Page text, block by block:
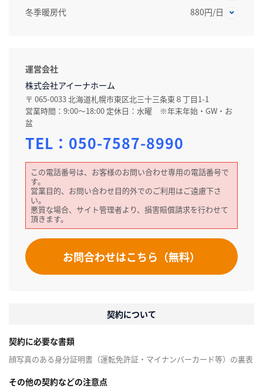
冬季暖房代
880円/日
運営会社
株式会社アイーナホーム
〒 065-0033 北海道札幌市東区北三十三条東８丁目1-1
営業時間：9:00～18:00 定休日：水曜 ※年末年始・GW・お
盆
TEL： 050-7587-8990
この電話番号は、お客様のお問い合わせ専用の電話番号で
す。
営業目的、お問い合わせ目的外でのご利用はご遠慮下さ
い。
悪質な場合、サイト管理者より、損害賠償請求を行わせて
頂きます。
お問合わせはこちら（無料）
契約について
契約に必要な書類
顔写真のある身分証明書（運転免許証・マイナンバーカード等）の裏表
その他の契約などの注意点